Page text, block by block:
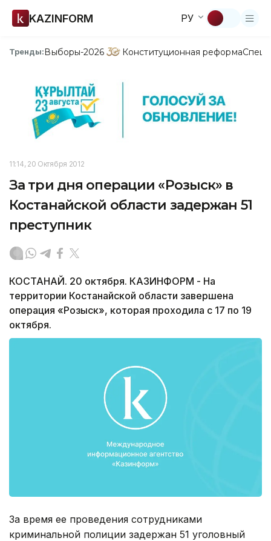
KAZINFORM РУ
Тренды:Выборы-2026 Конституционная реформа
11:14, 20 Октября 2012
За три дня операции «Розыск» в
Костанайской области задержан 51
преступник
КОСТАНАЙ. 20 октября. КАЗИНФОРМ - На
территории Костанайской области завершена
операция «Розыск», которая проходила с 17 по 19
октября.
За время ее проведения сотрудниками
криминальной полиции задержан 51 уголовный